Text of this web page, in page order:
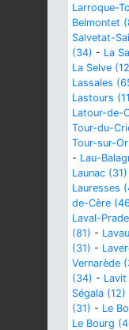
Larroque-
Belmontet
Salvetat-
(34) - La
La Selve
Lassales
Lastours
Latour-de-
Tour-du-
Tour-sur-
- Lau-
Launac (31)
Lauresses
de-Cère
Laval-
(81) -
(31) -
Vernarède
(34) -
Ségala (12)
(31) - Le
Le Bourg